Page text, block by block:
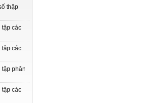
thập
tập các
tập các
tập phân
tập các